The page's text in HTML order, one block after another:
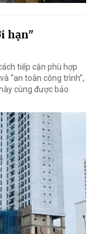
hạn"
tiếp cận phù hợp
“an toàn công trình”,
cùng được bảo